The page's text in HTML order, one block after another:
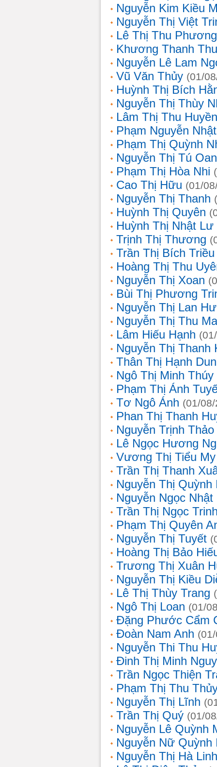
Nguyễn Kim Kiều
Nguyễn Thị Việt
Lê Thị Thu Phương
Khương Thanh
Nguyễn Lê Lam
Vũ Văn Thủy (01/
Huỳnh Thị Bích
Nguyễn Thị Thùy
Lâm Thị Thu Huyền
Phạm Nguyễn
Phạm Thị Quỳnh
Nguyễn Thị Tú
Phạm Thị Hòa Nhi
Cao Thị Hữu (01/
Nguyễn Thị Thanh
Huỳnh Thị Quyên
Huỳnh Thị Nhật Lư
Trịnh Thị Thương
Trần Thị Bích Triều
Hoàng Thị Thu
Nguyễn Thị Xoan
Bùi Thị Phương
Nguyễn Thị Lan
Nguyễn Thị Thu
Lâm Hiếu Hạnh
Nguyễn Thị Thanh
Thân Thị Hạnh
Ngô Thị Minh Thúy
Phạm Thị Ánh
Tơ Ngô Ánh (01/
Phan Thị Thanh
Nguyễn Trịnh
Lê Ngọc Hương
Vương Thị Tiểu My
Trần Thị Thanh
Nguyễn Thị Quỳnh
Nguyễn Ngọc Nhật
Trần Thị Ngọc
Phạm Thị Quyên
Nguyễn Thị Tuyết
Hoàng Thị Bảo
Trương Thị Xuân
Nguyễn Thị Kiều
Lê Thị Thùy Trang
Ngô Thị Loan (01/
Đặng Phước Cẩm
Đoàn Nam Anh
Nguyễn Thi Thu
Đinh Thị Minh
Trần Ngọc Thiện
Phạm Thị Thu
Nguyễn Thị Lĩnh
Trần Thị Quý (01/
Nguyễn Lê Quỳnh
Nguyễn Nữ
Nguyễn Thị Hà Linh